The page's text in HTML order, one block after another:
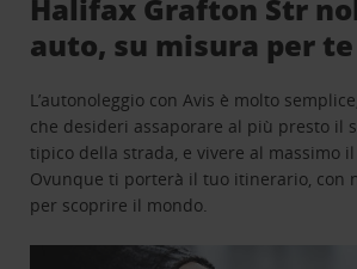
Halifax Grafton Str
auto, su misura per te
L’autonoleggio con Avis è molto
che desideri assaporare al più presto il
tipico della strada, e vivere al massimo il
Ovunque ti porterà il tuo itinerario, con
per scoprire il mondo.